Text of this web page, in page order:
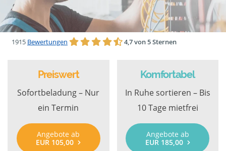
1915 Bewertungen 4,7 von 5 Sternen
Preiswert
Sofortbeladung – Nur
ein Termin
Angebote ab
EUR 105,00
Komfortabel
In Ruhe sortieren – Bis
10 Tage mietfrei
Angebote ab
EUR 185,00